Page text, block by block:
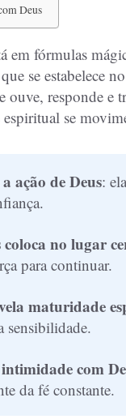
Deus
em fórmulas
se
responde
se
ação de Deus:
no lugar
para continuar.
maturidade
sensibilidade.
com
da fé constante.